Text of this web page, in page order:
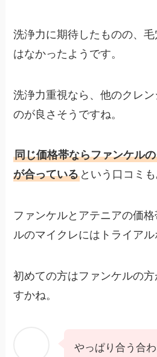
洗浄力に期待したものの、
はなかったようです。
洗浄力重視なら、他のクレ
のが良さそうですね。
同じ価格帯ならファンケル
が合っている という口コミも
ファンケルとアテニアの価
ルのマイクレにはトライアル
初めての方はファンケルの
すかね。
やっぱり合う合